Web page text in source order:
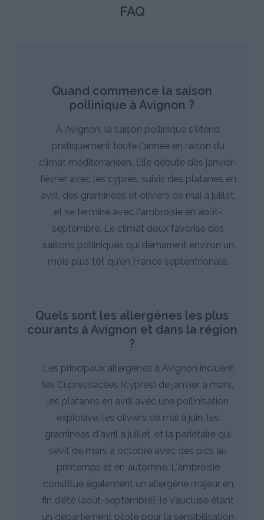
FAQ
Quand commence la saison
pollinique à Avignon ?
À Avignon, la saison pollinique s'étend
pratiquement toute l'année en raison du
climat méditerranéen. Elle débute dès janvier-
février avec les cyprès, suivis des platanes en
avril, des graminées et oliviers de mai à juillet,
et se termine avec l'ambroisie en août-
septembre. Le climat doux favorise des
saisons polliniques qui démarrent environ un
mois plus tôt qu'en France septentrionale.
Quels sont les allergènes les plus
courants à Avignon et dans la région
?
Les principaux allergènes à Avignon incluent
les Cupressacées (cyprès) de janvier à mars,
les platanes en avril avec une pollinisation
explosive, les oliviers de mai à juin, les
graminées d'avril à juillet, et la pariétaire qui
sévit de mars à octobre avec des pics au
printemps et en automne. L'ambroisie
constitue également un allergène majeur en
fin d'été (août-septembre), le Vaucluse étant
un département pilote pour la sensibilisation